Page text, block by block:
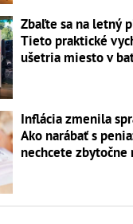
Zbaľte sa na letný
Tieto praktické
ušetria miesto v
Inflácia zmenila
Ako narábať s
nechcete zbytočne